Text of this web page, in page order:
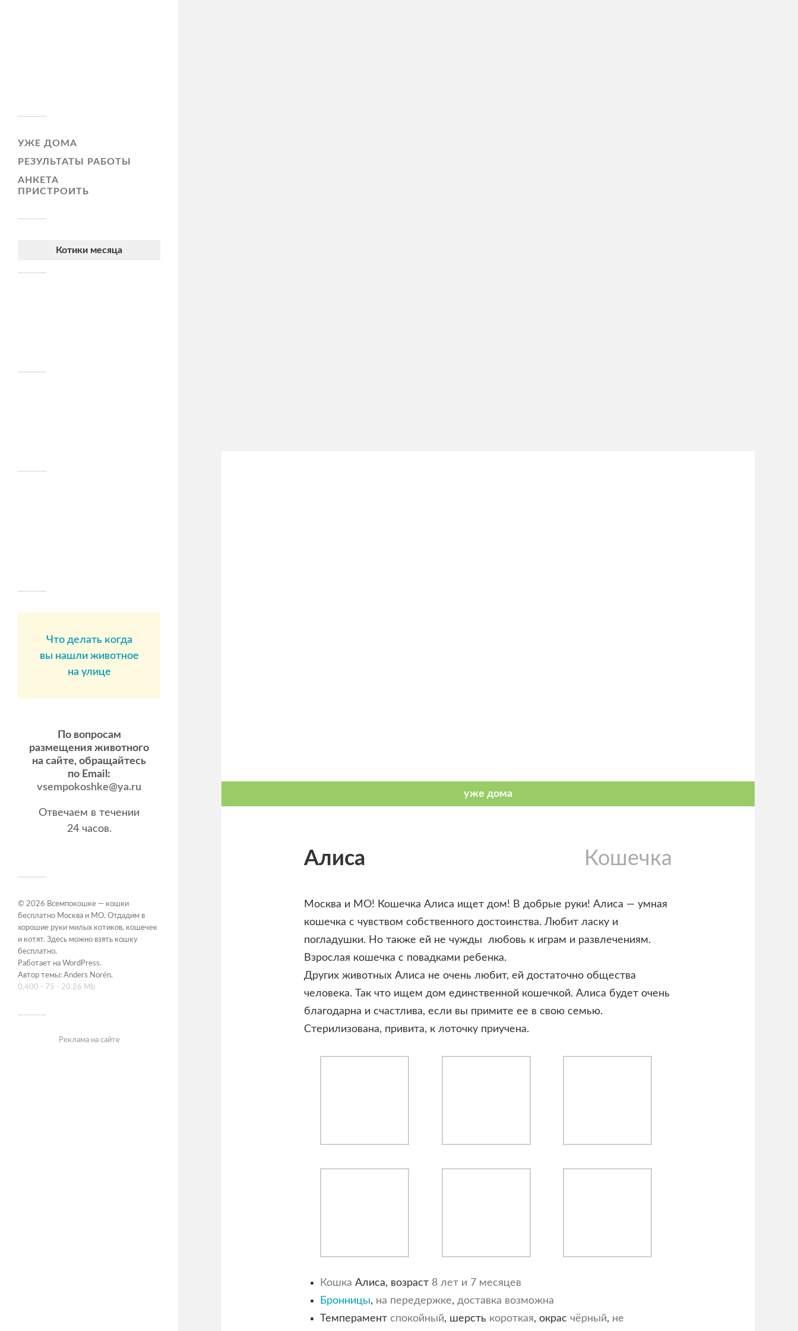
УЖЕ ДОМА
РЕЗУЛЬТАТЫ РАБОТЫ
АНКЕТА
ПРИСТРОИТЬ
Котики месяца
Что делать когда
вы нашли животное
на улице
По вопросам
размещения животного
на сайте, обращайтесь
по Email:
vsempokoshke@ya.ru
Отвечаем в течении
24 часов.
© 2026 Всемпокошке — кошки
бесплатно Москва и МО. Отдадим в
хорошие руки милых котиков, кошечек
и котят. Здесь можно взять кошку
бесплатно.
Работает на WordPress.
Автор темы: Anders Norén.
0,400 - 75 - 20.26 Mb
Реклама на сайте
Кошечка
Алиса
Москва и МО! Кошечка Алиса ищет дом! В добрые руки! Алиса — умная
кошечка с чувством собственного достоинства. Любит ласку и
погладушки. Но также ей не чужды любовь к играм и развлечениям.
Взрослая кошечка с повадками ребенка.
Других животных Алиса не очень любит, ей достаточно общества
человека. Так что ищем дом единственной кошечкой. Алиса будет очень
благодарна и счастлива, если вы примите ее в свою семью.
Стерилизована, привита, к лоточку приучена.
Кошка Алиса, возраст 8 лет и 7 месяцев
Бронницы, на передержке, доставка возможна
Темперамент спокойный, шерсть короткая, окрас чёрный, не